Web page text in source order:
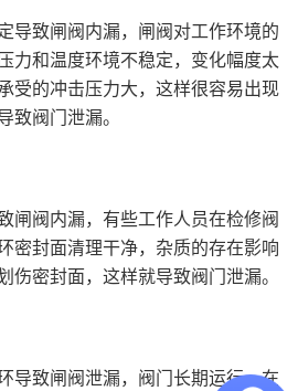
导致闸阀内漏，闸阀对工作环境的
力和温度环境不稳定，变化幅度太
受的冲击压力大，这样很容易出现
致阀门泄漏。
闸阀内漏，有些工作人员在检修阀
密封面清理干净，杂质的存在影响
伤密封面，这样就导致阀门泄漏。
导致闸阀泄漏，阀门长期运行，在